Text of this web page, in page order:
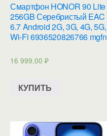
Смартфон HONOR 90 Lite
256GB Серебристый EAC
6.7 Android 2G, 3G, 4G, 5G,
Wi-Fi 6936520826766 mgfn
16 999,00 ₽
КУПИТЬ